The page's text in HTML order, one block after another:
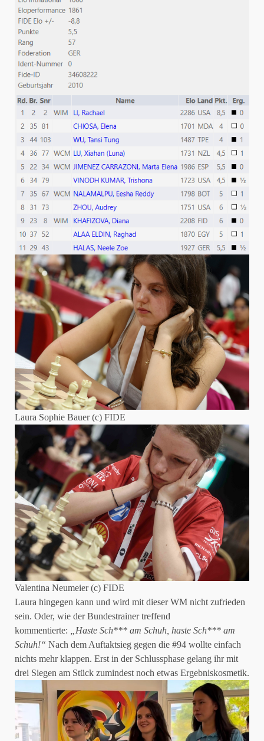
Laura Sophie Bauer (c) FIDE
Valentina Neumeier (c) FIDE
Laura hingegen kann und wird mit dieser WM nicht zufrieden
sein. Oder, wie der Bundestrainer treffend
kommentierte:
„Haste Sch*** am Schuh, haste Sch*** am
Schuh!“ Nach dem Auftaktsieg gegen die #94 wollte einfach
nichts mehr klappen. Erst in der Schlussphase gelang ihr mit
drei Siegen am Stück zumindest noch etwas Ergebniskosmetik.